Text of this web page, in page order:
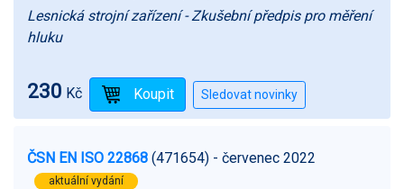
Lesnická strojní zařízení - Zkušební předpis pro měření
hluku
230 Kč
ČSN EN ISO 22868 (471654) - červenec 2022
aktuální vydání